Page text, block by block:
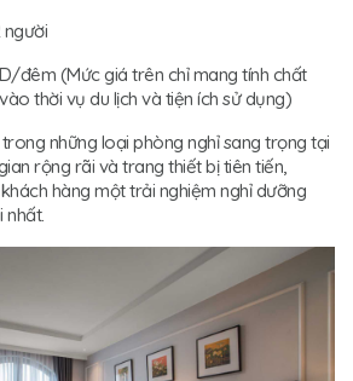
người
đêm (Mức giá trên chỉ mang tính chất
thời vụ du lịch và tiện ích sử dụng)
những loại phòng nghỉ sang trọng tại
rộng rãi và trang thiết bị tiên tiến,
hàng một trải nghiệm nghỉ dưỡng